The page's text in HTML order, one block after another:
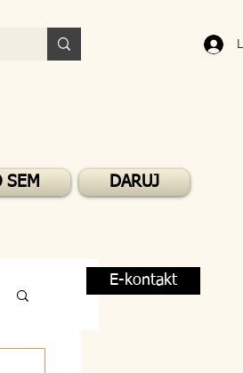
SEM DARUJ
E-kontakt